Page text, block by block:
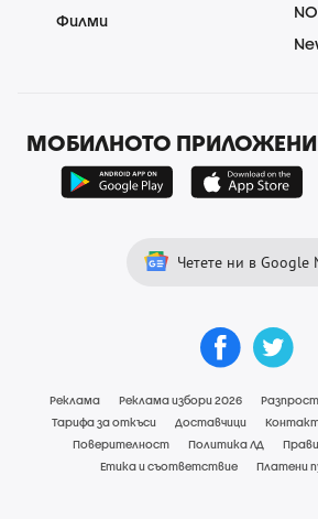
Филми
МОБИЛНОТО ПРИЛОЖЕНИЕ
Четете ни в Google
Реклама Реклама избори 2026
Тарифа за откъси
Доставчици
Поверителност
Политика ЛД
Етика и съответствие
Платени